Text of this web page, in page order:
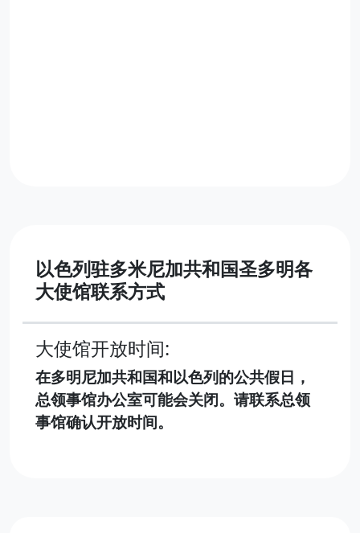
以色列驻多米尼加共和国圣多明各
大使馆联系方式
大使馆开放时间:
在多明尼加共和国和以色列的公共假日，
总领事馆办公室可能会关闭。请联系总领
事馆确认开放时间。